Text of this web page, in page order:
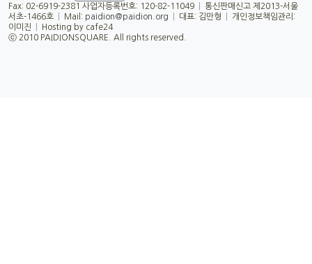
Fax: 02-6919-2381 사업자등록번호: 120-82-11049
통신판매신고 제2013-서울
서초-1466호
Mail: paidion@paidion.org 대표: 김만형
개인정보책임관리:
이미진
Hosting by cafe24
ⓒ 2010 PAIDIONSQUARE. All rights reserved.